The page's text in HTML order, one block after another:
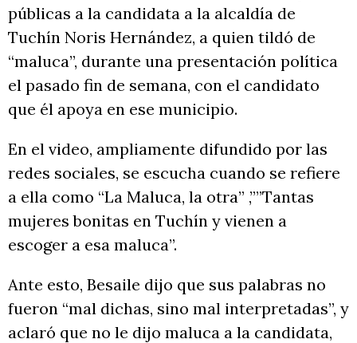
públicas a la candidata a la alcaldía de
Tuchín Noris Hernández, a quien tildó de
“maluca”, durante una presentación política
el pasado fin de semana, con el candidato
que él apoya en ese municipio.
En el video, ampliamente difundido por las
redes sociales, se escucha cuando se refiere
a ella como “La Maluca, la otra” ,””Tantas
mujeres bonitas en Tuchín y vienen a
escoger a esa maluca”.
Ante esto, Besaile dijo que sus palabras no
fueron “mal dichas, sino mal interpretadas”, y
aclaró que no le dijo maluca a la candidata,